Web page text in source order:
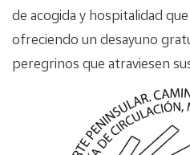
de acogida y hospitalidad
ofreciendo un desayuno
peregrinos que atraviesen